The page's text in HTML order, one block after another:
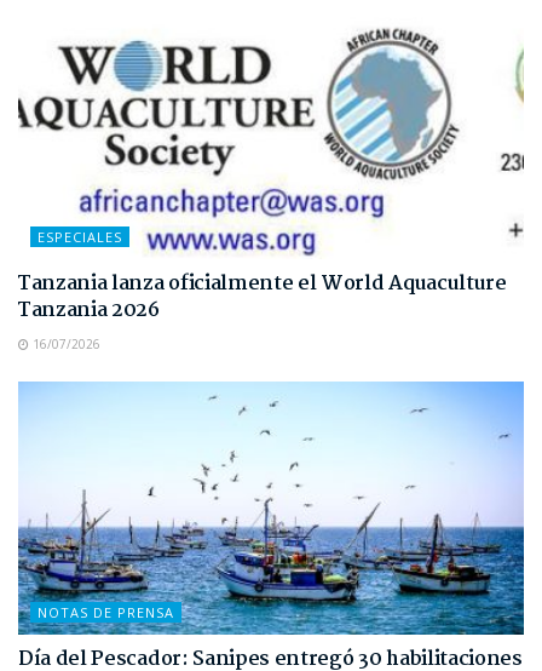
ESPECIALES
Tanzania lanza oficialmente el World Aquaculture
Tanzania 2026
16/07/2026
NOTAS DE PRENSA
Día del Pescador: Sanipes entregó 30 habilitaciones